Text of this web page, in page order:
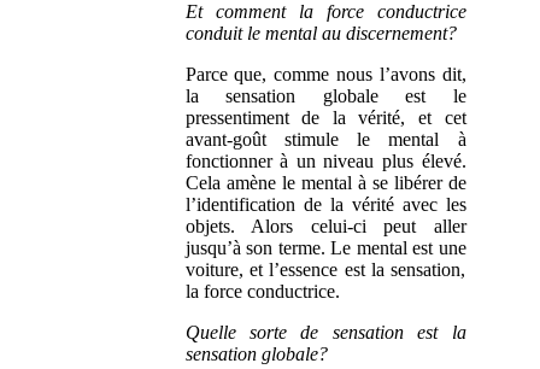
Et comment la force conductrice
conduit le mental au discernement?
Parce que, comme nous l’avons dit,
la sensation globale est le
pressentiment de la vérité, et cet
avant-goût stimule le mental à
fonctionner à un niveau plus élevé.
Cela amène le mental à se libérer de
l’identification de la vérité avec les
objets. Alors celui-ci peut aller
jusqu’à son terme. Le mental est une
voiture, et l’essence est la sensation,
la force conductrice.
Quelle sorte de sensation est la
sensation globale?